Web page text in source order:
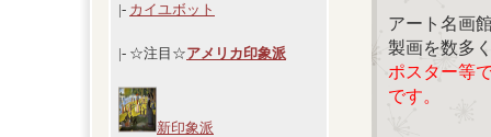
|- カイユボット
|- ☆注目☆アメリカ印象派
新印象派
アート名画
製画を数多
ポスター等
です。